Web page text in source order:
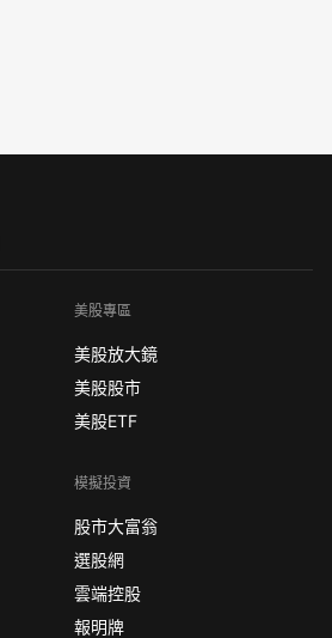
美股專區
美股放大鏡
美股股市
美股ETF
模擬投資
股市大富翁
選股網
雲端控股
報明牌